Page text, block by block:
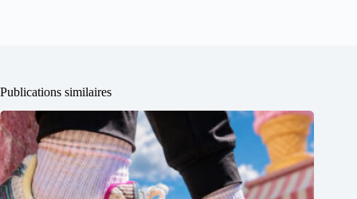
Publications similaires